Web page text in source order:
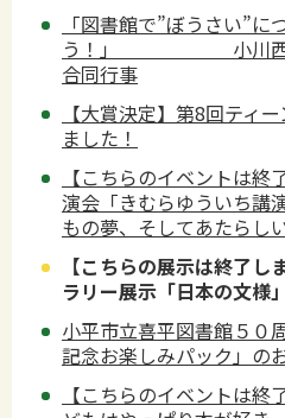
「図書館で”ぼうさい”に
う！」 小川西町
合同行事
【大賞決定】第8回ティ
ました！
【こちらのイベントは
演会「きむらゆういち講
もの夢、そしてあたらし
【こちらの展示は終了
ラリー展示「日本の文様
小平市立喜平図書館５０
記念お楽しみパック」の
【こちらのイベントは